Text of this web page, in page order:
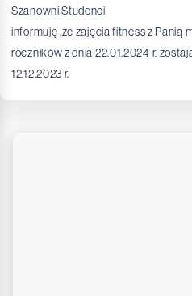
Szanowni Studenci
informuję ,że zajęcia fitness z Panią
roczników z dnia 22.01.2024 r.
12.12.2023 r.